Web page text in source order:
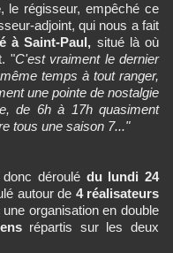
, le régisseur, empêché ce
adjoint, qui nous a fait
à Saint-Paul, situé là où
"C'est vraiment le dernier
temps à tout ranger,
une pointe de nostalgie
de 6h à 17h quasiment
tous une saison 7..."
déroulé du lundi 24
autour de 4 réalisateurs
organisation en double
répartis sur les deux